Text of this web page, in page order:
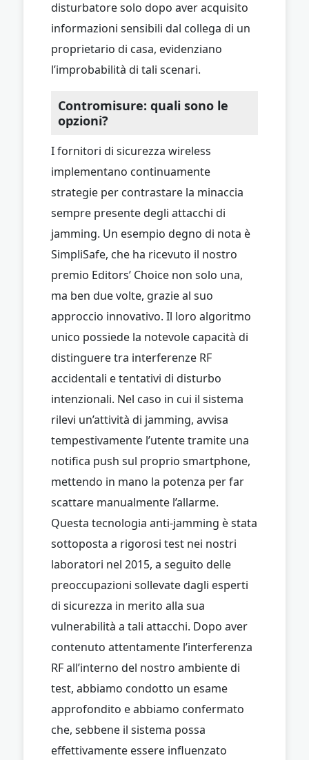
disturbatore solo dopo aver acquisito
informazioni sensibili dal collega di un
proprietario di casa, evidenziano
l’improbabilità di tali scenari.
Contromisure: quali sono le
opzioni?
I fornitori di sicurezza wireless
implementano continuamente
strategie per contrastare la minaccia
sempre presente degli attacchi di
jamming. Un esempio degno di nota è
SimpliSafe, che ha ricevuto il nostro
premio Editors’ Choice non solo una,
ma ben due volte, grazie al suo
approccio innovativo. Il loro algoritmo
unico possiede la notevole capacità di
distinguere tra interferenze RF
accidentali e tentativi di disturbo
intenzionali. Nel caso in cui il sistema
rilevi un’attività di jamming, avvisa
tempestivamente l’utente tramite una
notifica push sul proprio smartphone,
mettendo in mano la potenza per far
scattare manualmente l’allarme.
Questa tecnologia anti-jamming è stata
sottoposta a rigorosi test nei nostri
laboratori nel 2015, a seguito delle
preoccupazioni sollevate dagli esperti
di sicurezza in merito alla sua
vulnerabilità a tali attacchi. Dopo aver
contenuto attentamente l’interferenza
RF all’interno del nostro ambiente di
test, abbiamo condotto un esame
approfondito e abbiamo confermato
che, sebbene il sistema possa
effettivamente essere influenzato